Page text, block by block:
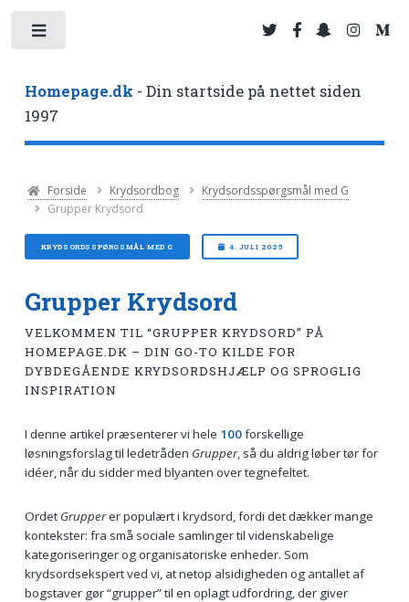
Homepage.dk - Din startside på nettet siden
1997
Forside Krydsordbog
Krydsordsspørgsmål med G
Grupper Krydsord
KRYDSORDSSPØRGSMÅL MED G 4. JULI 2025
Grupper Krydsord
VELKOMMEN TIL “GRUPPER KRYDSORD” PÅ
HOMEPAGE.DK – DIN GO-TO KILDE FOR
DYBDEGÅENDE KRYDSORDSHJÆLP OG SPROGLIG
INSPIRATION
I denne artikel præsenterer vi hele 100forskellige
løsningsforslag til ledetråden Grupper, så du aldrig løber tør for
idéer, når du sidder med blyanten over tegnefeltet.
Ordet Grupperer populært i krydsord, fordi det dækker mange
kontekster: fra små sociale samlinger til videnskabelige
kategoriseringer og organisatoriske enheder. Som
krydsordsekspert ved vi, at netop alsidigheden og antallet af
bogstaver gør “grupper” til en oplagt udfordring, der giver